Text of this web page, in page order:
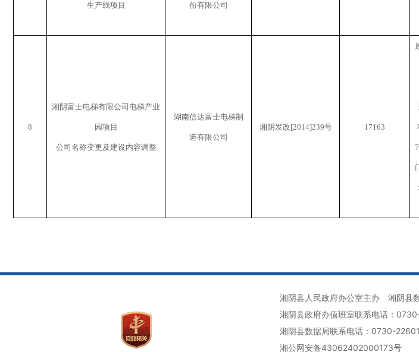
生产线项目 份有限公司
8
湘阴富士电梯有限公司电梯产业
园项目
公司名称变更及建设内容调整
湖南信达富士电梯制
造有限公司
湘阴发改[2014]239号 17163
湘阴县人民政府办公室主办
湘阴县
湘阴县政府办值班室联系电话：
湘阴县数据局联系电话：0730-
湘公网安备43062402000173号